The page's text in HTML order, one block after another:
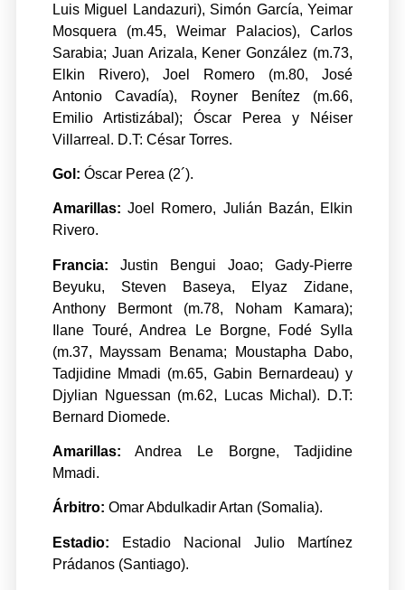
Luis Miguel Landazuri), Simón García, Yeimar
Mosquera (m.45, Weimar Palacios), Carlos
Sarabia; Juan Arizala, Kener González (m.73,
Elkin Rivero), Joel Romero (m.80, José
Antonio Cavadía), Royner Benítez (m.66,
Emilio Artistizábal); Óscar Perea y Néiser
Villarreal. D.T: César Torres.
Gol: Óscar Perea (2´).
Amarillas:Joel Romero, Julián Bazán, Elkin
Rivero.
Francia: Justin Bengui Joao; Gady-Pierre
Beyuku, Steven Baseya, Elyaz Zidane,
Anthony Bermont (m.78, Noham Kamara);
Ilane Touré, Andrea Le Borgne, Fodé Sylla
(m.37, Mayssam Benama; Moustapha Dabo,
Tadjidine Mmadi (m.65, Gabin Bernardeau) y
Djylian Nguessan (m.62, Lucas Michal). D.T:
Bernard Diomede.
Amarillas: Andrea Le Borgne, Tadjidine
Mmadi.
Árbitro: Omar Abdulkadir Artan (Somalia).
Estadio:
Estadio Nacional Julio Martínez
Prádanos (Santiago).